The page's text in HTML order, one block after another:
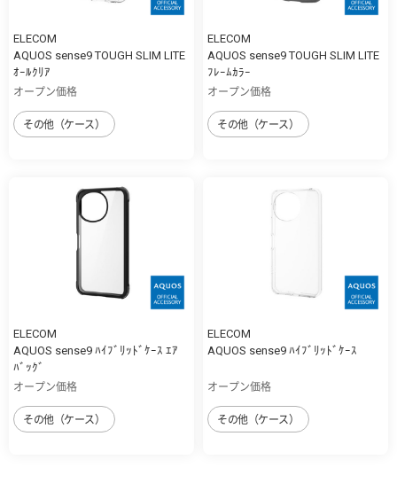
ELECOM
AQUOS sense9 TOUGH SLIM LITE
ｵｰﾙｸﾘｱ
オープン価格
その他（ケース）
ELECOM
AQUOS sense9 TOUGH SLIM LITE
ﾌﾚｰﾑｶﾗｰ
オープン価格
その他（ケース）
ELECOM
AQUOS sense9 ﾊｲﾌﾞﾘｯﾄﾞｹｰｽ ｴｱ
ﾊﾞｯｸﾞ
オープン価格
その他（ケース）
ELECOM
AQUOS sense9 ﾊｲﾌﾞﾘｯﾄﾞｹｰｽ
オープン価格
その他（ケース）